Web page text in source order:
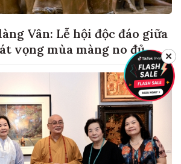
Vân: Lễ hội độc đáo giữa
vọng mùa màng no đủ
✕